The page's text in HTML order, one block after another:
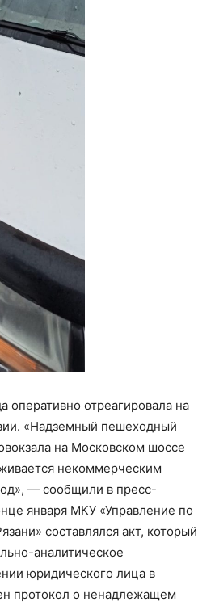
оперативно отреагировала на
«Надземный пешеходный
на Московском шоссе
некоммерческим
— сообщили в пресс-
января МКУ «Управление по
составлялся акт, который
аналитическое
юридического лица в
протокол о ненадлежащем